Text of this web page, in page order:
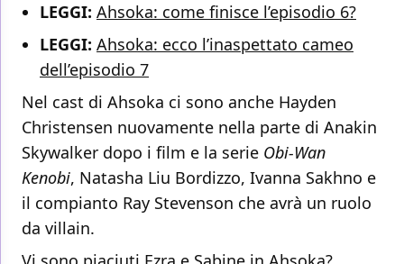
LEGGI: Ahsoka: come finisce l’episodio 6?
LEGGI: Ahsoka: ecco l’inaspettato cameo
dell’episodio 7
Nel cast di Ahsoka ci sono anche Hayden
Christensen nuovamente nella parte di Anakin
Skywalker dopo i film e la serie Obi-Wan
Kenobi, Natasha Liu Bordizzo, Ivanna Sakhno e
il compianto Ray Stevenson che avrà un ruolo
da villain.